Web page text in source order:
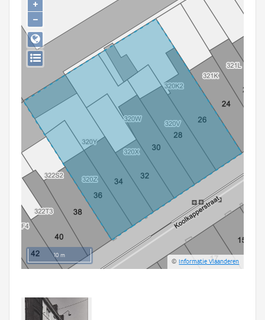
Aanmelden
10 m
©Informatie Vlaanderen
+
−